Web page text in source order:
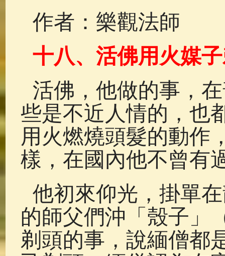
作者：樂觀法師
十八、活佛用火媒
活佛，他做的事，
些是不近人情的，也
用火燃燒頭髮的動作
樣，在國內他不曾有
他初來仰光，掛單
的師父們沖「殼子」
剃頭的事，說緬僧都